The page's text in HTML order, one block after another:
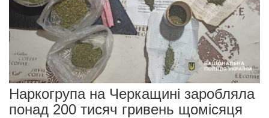
Наркогрупа на Черкащині заробляла
понад 200 тисяч гривень щомісяця